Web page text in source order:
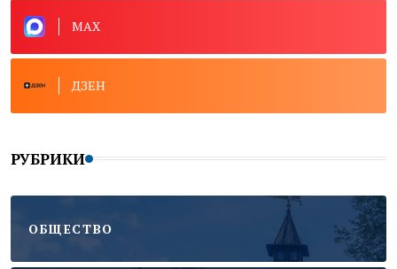
MAX
ДЗЕН
РУБРИКИ
ОБЩЕСТВО